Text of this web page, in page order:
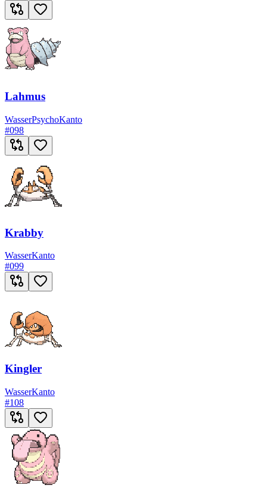
Lahmus
WasserPsychoKanto
#098
Krabby
WasserKanto
#099
Kingler
WasserKanto
#108